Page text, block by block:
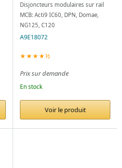
Disjoncteurs modulaires sur rail
MCB: Acti9 IC60, DPN, Domae,
NG125, C120
A9E18072
★★★★½
Prix sur demande
En stock
Voir le produit